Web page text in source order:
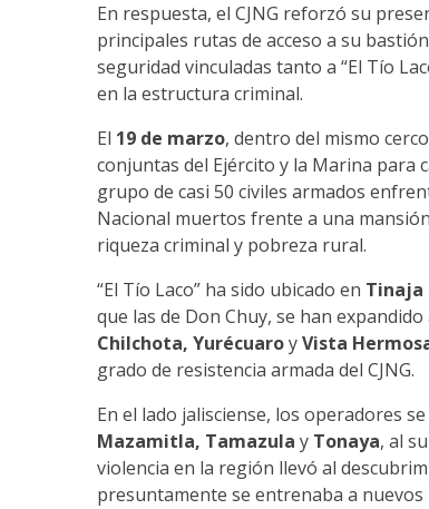
En respuesta, el CJNG reforzó su
principales rutas de acceso a su
seguridad vinculadas tanto a “El Tío
en la estructura criminal.
El 19 de marzo, dentro del mismo
conjuntas del Ejército y la Marina
grupo de casi 50 civiles armados
Nacional muertos frente a una
riqueza criminal y pobreza rural.
“El Tío Laco” ha sido ubicado en Tinaja
que las de Don Chuy, se han expandido
Chilchota, YurécuaroyVista
grado de resistencia armada del CJNG.
En el lado jalisciense, los operadores
Mazamitla, Tamazula y Tonaya, al
violencia en la región llevó al
presuntamente se entrenaba a nuevos